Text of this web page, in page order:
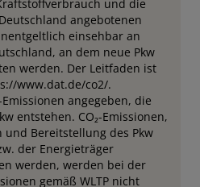
und die
angebotenen
einsehbar an
an dem neue Pkw
werden. Der Leitfaden ist
www.dat.de/co2/.
angegeben, die
entstehen. CO₂-Emissionen,
Bereitstellung des Pkw
der Energieträger
werden, werden bei der
gemäß WLTP nicht